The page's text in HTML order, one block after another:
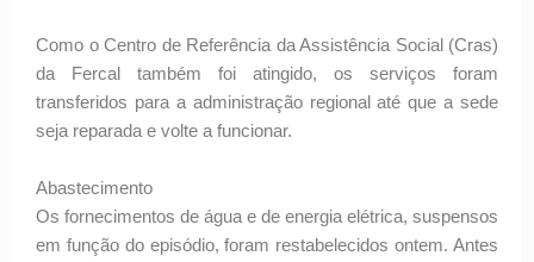
Como o Centro de Referência da Assistência Social (Cras)
da Fercal também foi atingido, os serviços foram
transferidos para a administração regional até que a sede
seja reparada e volte a funcionar.
Abastecimento
Os fornecimentos de água e de energia elétrica, suspensos
em função do episódio, foram restabelecidos ontem. Antes